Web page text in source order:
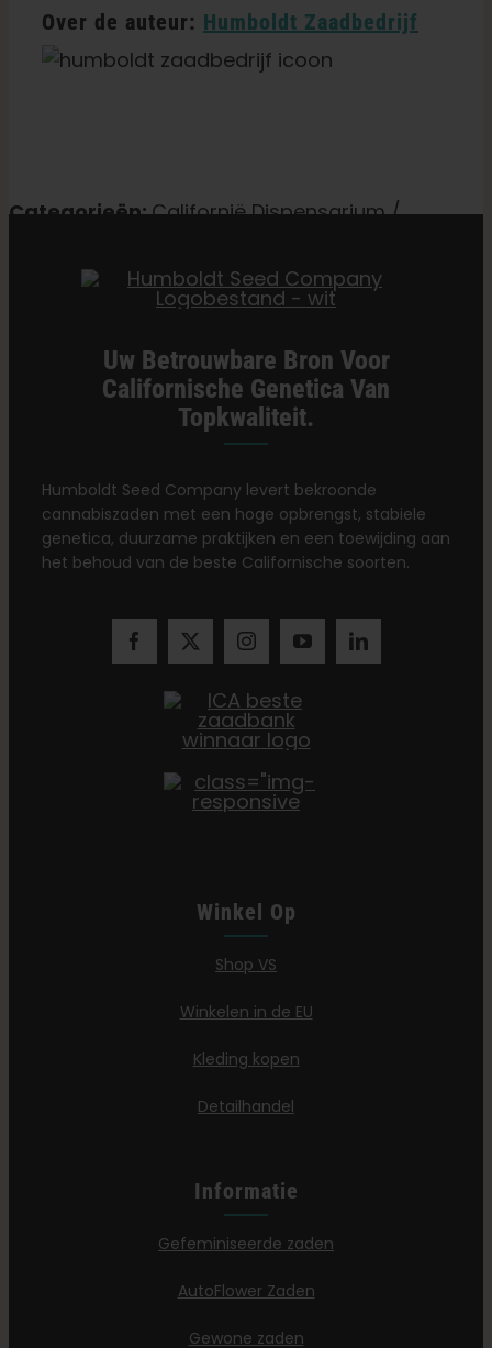
Over de auteur: Humboldt Zaadbedrijf
Categorieën:Californië Dispensarium /
Uw Betrouwbare Bron Voor
Californische Genetica Van
Topkwaliteit.
Humboldt Seed Company levert bekroonde
cannabiszaden met een hoge opbrengst, stabiele
genetica, duurzame praktijken en een toewijding aan
het behoud van de beste Californische soorten.
Winkel Op
Shop VS
Winkelen in de EU
Kleding kopen
Detailhandel
Informatie
Gefeminiseerde zaden
AutoFlower Zaden
Gewone zaden